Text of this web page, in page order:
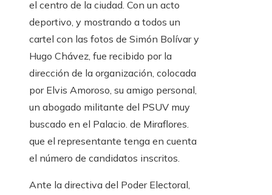
el centro de la ciudad. Con un acto
deportivo, y mostrando a todos un
cartel con las fotos de Simón Bolívar y
Hugo Chávez, fue recibido por la
dirección de la organización, colocada
por Elvis Amoroso, su amigo personal,
un abogado militante del PSUV muy
buscado en el Palacio. de Miraflores.
que el representante tenga en cuenta
el número de candidatos inscritos.
Ante la directiva del Poder Electoral,